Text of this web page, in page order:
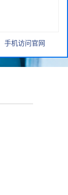
手机访问官网